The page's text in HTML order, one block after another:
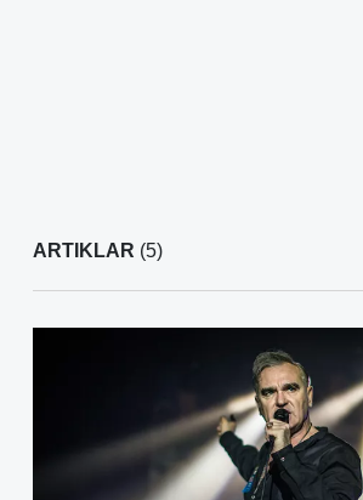
ARTIKLAR (5)